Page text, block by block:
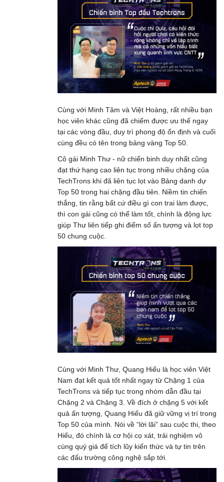
Cùng với Minh Tâm và Việt Hoàng, rất nhiều bạn
học viên khác cũng đã chiếm được ưu thế ngay
tại các vòng đầu, duy trì phong độ ổn định và cuối
cùng đều có tên trong bảng vàng Top 50.
Cô gái Minh Thư - nữ chiến binh duy nhất cũng
đạt thứ hạng cao liên tục trong nhiều chặng của
TechTrons khi đã liên tục lọt vào Bảng danh dự
Top 50 trong hai chặng đầu tiên. Niềm tin chiến
thắng, tin rằng bất cứ điều gì con trai làm được,
thì con gái cũng có thể làm tốt, chính là động lực
giúp Thư liên tiếp ghi điểm số ấn tượng và lọt top
50 chung cuộc.
Cùng với Minh Thư, Quang Hiếu là học viên Việt
Nam đạt kết quả tốt nhất ngay từ Chặng 1 của
TechTrons và tiếp tục trong nhóm dẫn đầu tại
Chặng 2 và Chặng 3. Về đích ở chặng 5 với kết
quả ấn tượng, Quang Hiếu đã giữ vững vị trí trong
Top 50 của mình. Nói về “lời lãi” sau cuộc thi, theo
Hiếu, đó chính là cơ hội cọ xát, trải nghiệm vô
cùng quý giá để tích lũy kiến thức và tự tin trên
các đấu trường công nghệ sắp tới.